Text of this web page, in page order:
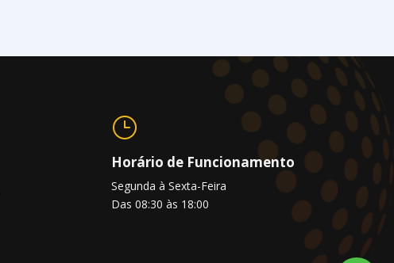
}
Horário de Funcionamento
Segunda à Sexta-Feira
Das 08:30 às 18:00